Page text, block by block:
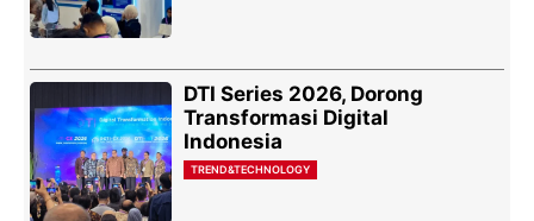
DTI Series 2026, Dorong
Transformasi Digital
Indonesia
TREND&TECHNOLOGY